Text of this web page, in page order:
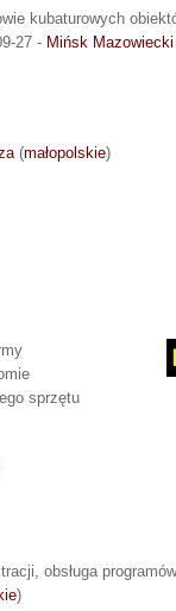
kubaturowych
27 - Mińsk Mazowiecki
(małopolskie)
sprzętu
obsługa
)